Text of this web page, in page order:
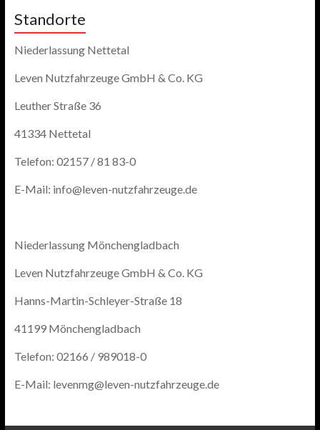
Standorte
Niederlassung Nettetal
Leven Nutzfahrzeuge GmbH & Co. KG
Leuther Straße 36
41334 Nettetal
Telefon: 02157 / 81 83-0
E-Mail: info@leven-nutzfahrzeuge.de
Niederlassung Mönchengladbach
Leven Nutzfahrzeuge GmbH & Co. KG
Hanns-Martin-Schleyer-Straße 18
41199 Mönchengladbach
Telefon: 02166 / 989018-0
E-Mail: levenmg@leven-nutzfahrzeuge.de